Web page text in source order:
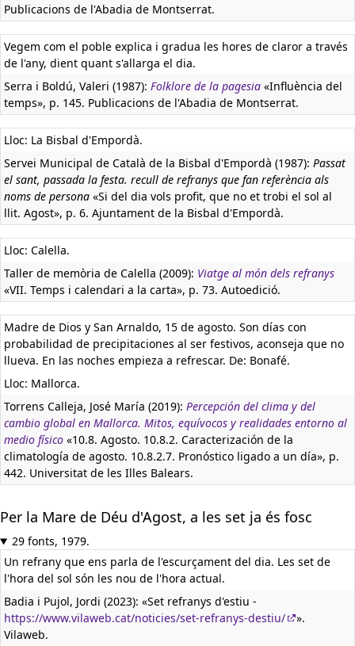
Publicacions de l'Abadia de Montserrat.
Vegem com el poble explica i gradua les hores de claror a través
de l'any, dient quant s'allarga el dia.
Serra i Boldú, Valeri (1987): Folklore de la pagesia «Influència del
temps», p. 145. Publicacions de l'Abadia de Montserrat.
Lloc: La Bisbal d'Empordà.
Servei Municipal de Català de la Bisbal d'Empordà (1987): Passat
el sant, passada la festa. recull de refranys que fan referència als
noms de persona «Si del dia vols profit, que no et trobi el sol al
llit. Agost», p. 6. Ajuntament de la Bisbal d'Empordà.
Lloc: Calella.
Taller de memòria de Calella (2009): Viatge al món dels refranys
«VII. Temps i calendari a la carta», p. 73. Autoedició.
Madre de Dios y San Arnaldo, 15 de agosto. Son días con
probabilidad de precipitaciones al ser festivos, aconseja que no
llueva. En las noches empieza a refrescar. De: Bonafé.
Lloc: Mallorca.
Torrens Calleja, José María (2019): Percepción del clima y del
cambio global en Mallorca. Mitos, equívocos y realidades entorno al
medio físico «10.8. Agosto. 10.8.2. Caracterización de la
climatología de agosto. 10.8.2.7. Pronóstico ligado a un día», p.
442. Universitat de les Illes Balears.
Per la Mare de Déu d'Agost, a les set ja és fosc
29 fonts, 1979.
Un refrany que ens parla de l'escurçament del dia. Les set de
l'hora del sol són les nou de l'hora actual.
Badia i Pujol, Jordi (2023): «Set refranys d'estiu -
https://www.vilaweb.cat/noticies/set-refranys-destiu/
».
Vilaweb.